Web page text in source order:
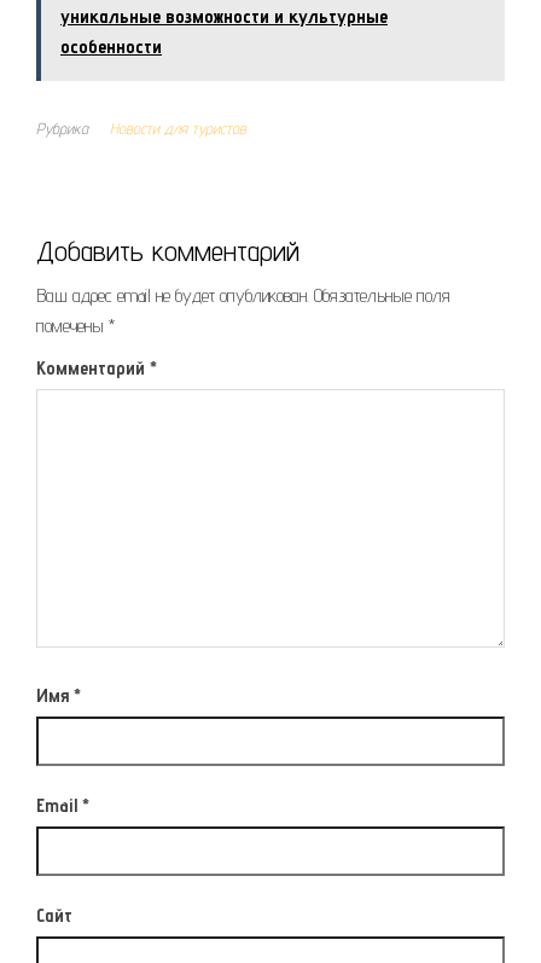
уникальные возможности и культурные
особенности
Рубрика Новости для туристов
Добавить комментарий
Ваш адрес email не будет опубликован. Обязательные поля
помечены *
Комментарий *
Имя *
Email *
Сайт